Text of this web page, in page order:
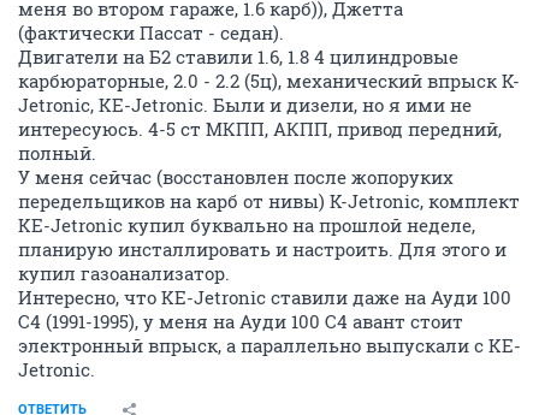
меня во втором гараже, 1.6 карб)), Джетта
(фактически Пассат - седан).
Двигатели на Б2 ставили 1.6, 1.8 4 цилиндровые
карбюраторные, 2.0 - 2.2 (5ц), механический впрыск K-
Jetronic, KE-Jetronic. Были и дизели, но я ими не
интересуюсь. 4-5 ст МКПП, АКПП, привод передний,
полный.
У меня сейчас (восстановлен после жопоруких
передельщиков на карб от нивы) K-Jetronic, комплект
KE-Jetronic купил буквально на прошлой неделе,
планирую инсталлировать и настроить. Для этого и
купил газоанализатор.
Интересно, что KE-Jetronic ставили даже на Ауди 100
С4 (1991-1995), у меня на Ауди 100 С4 авант стоит
электронный впрыск, а параллельно выпускали с KE-
Jetronic.
ОТВЕТИТЬ